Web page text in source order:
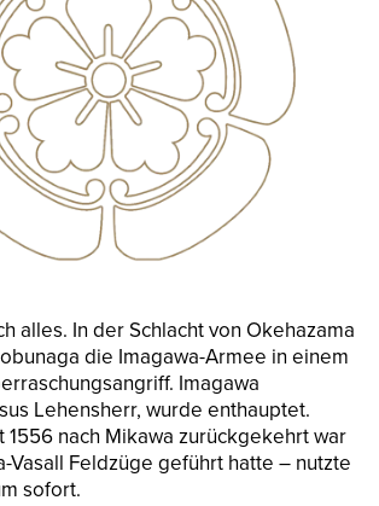
alles. In der Schlacht von Okehazama
die Imagawa-Armee in einem
Imagawa
Lehensherr, wurde enthauptet.
1556 nach Mikawa zurückgekehrt war
Vasall Feldzüge geführt hatte – nutzte
sofort.